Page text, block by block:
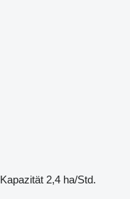
Kapazität 2,4 ha/Std.